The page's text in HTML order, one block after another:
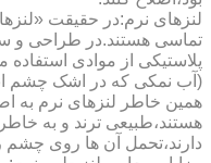
لنزهای نرم:در حقیقت
تماسی هستند.در طراحی و
پلاستیکی از موادی
(آب نمکی که در اشک چشم
همین خاطر لنزهای نرم به
هستند،طبیعی ترند و به
دارند،تحمل آن ها روی